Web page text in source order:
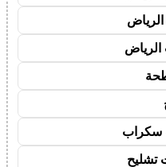
سكراب
تشليح